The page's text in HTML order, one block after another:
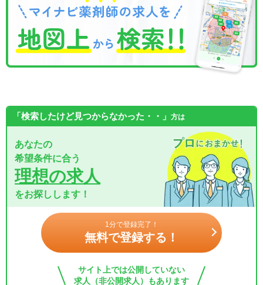
「検索したけど見つからなかった・・」 方は
あなたの
希望条件に合う
理想の求人
をお探しします！
1分で登録完了！
無料で登録する！
サイト上では公開していない
求人（非公開求人）もあります